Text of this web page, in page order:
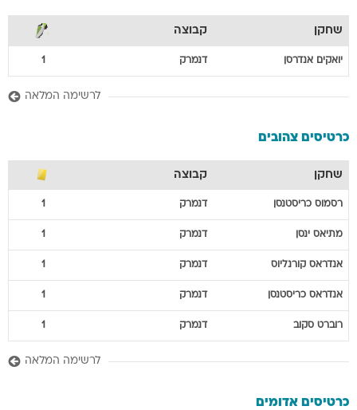
שחקן קבוצה
יואקים אנדרסן דנמרק 1
לרשימה המלאה
כרטיסים צהובים
שחקן קבוצה
רסמוס כריסטנסן דנמרק 1
מתיאס ינסן דנמרק 1
אנדראס קורנליוס דנמרק 1
אנדראס כריסטנסן דנמרק 1
רוברט סקוב דנמרק 1
לרשימה המלאה
כרטיסים אדומים